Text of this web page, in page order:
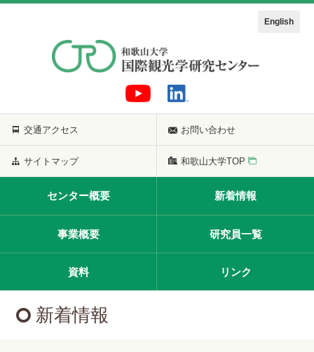
English
交通アクセス お問い合わせ
サイトマップ 和歌山大学TOP
センター概要 新着情報
事業概要 研究員一覧
資料 リンク
新着情報